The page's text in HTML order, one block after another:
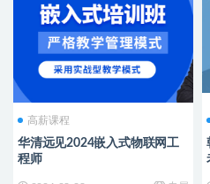
高薪课程
华清远见2024嵌入式物联网工
程师